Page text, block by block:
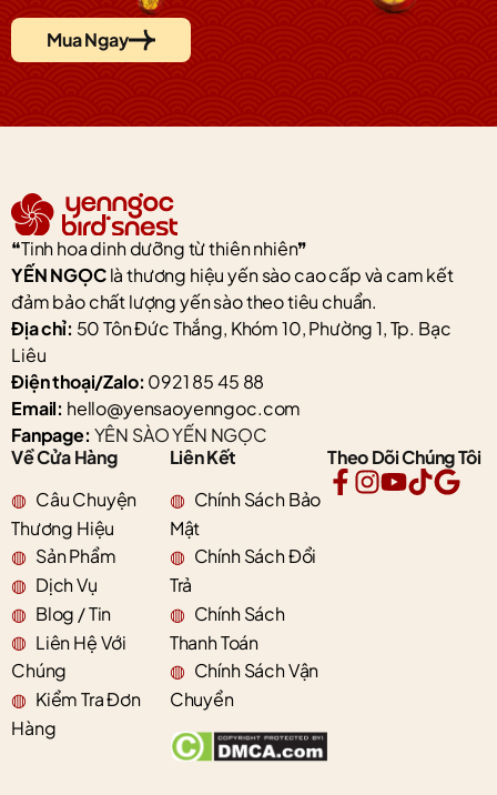
Mua Ngay
❝Tinh hoa dinh dưỡng từ thiên nhiên❞
YẾN NGỌClà thương hiệu yến sào cao cấp và cam kết
đảm bảo chất lượng yến sào theo tiêu chuẩn.
Địa chỉ: 50 Tôn Đức Thắng, Khóm 10, Phường 1, Tp. Bạc
Liêu
Điện thoại/Zalo: 0921 85 45 88
Email: hello@yensaoyenngoc.com
Fanpage: YÊN SÀO YẾN NGỌC
Về Cửa Hàng
Câu Chuyện
Thương Hiệu
Sản Phẩm
Dịch Vụ
Blog / Tin
Liên Hệ Với
Chúng
Kiểm Tra Đơn
Hàng
Liên Kết
Chính Sách Bảo
Mật
Chính Sách Đổi
Trả
Chính Sách
Thanh Toán
Chính Sách Vận
Chuyển
Theo Dõi Chúng Tôi